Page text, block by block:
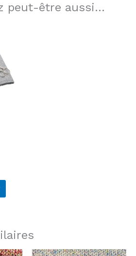
peut-être aussi…